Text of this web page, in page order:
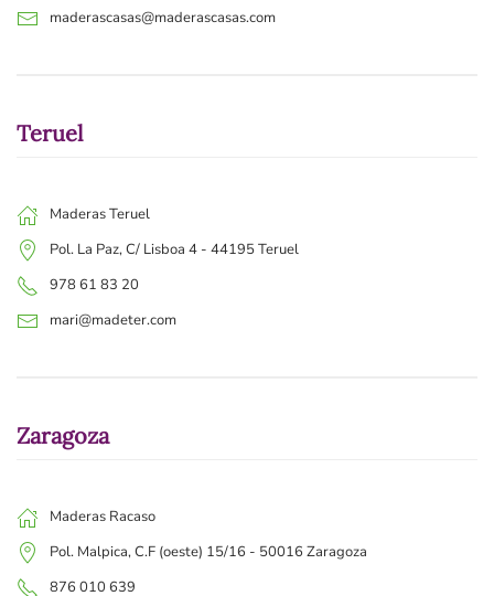
maderascasas@maderascasas.com
Teruel
Maderas Teruel
Pol. La Paz, C/ Lisboa 4 - 44195 Teruel
978 61 83 20
mari@madeter.com
Zaragoza
Maderas Racaso
Pol. Malpica, C.F (oeste) 15/16 - 50016 Zaragoza
876 010 639